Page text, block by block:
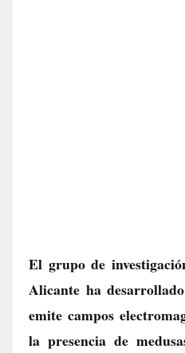
El grupo de
Alicante ha
emite campos
la presencia de